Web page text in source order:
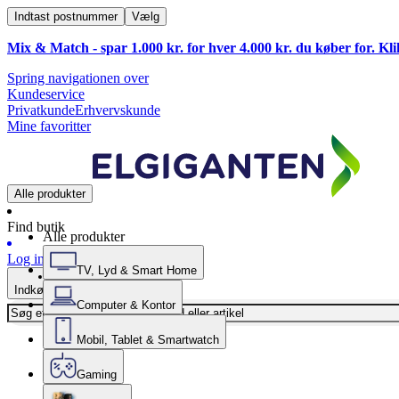
Indtast postnummer Vælg
Mix & Match - spar 1.000 kr. for hver 4.000 kr. du køber for.
Spring navigationen over
Kundeservice
PrivatkundeErhvervskunde
Mine favoritter
Alle produkter
Find butik
Log ind
Indkøbskurv
Alle produkter
TV, Lyd & Smart Home
Computer & Kontor
Mobil, Tablet & Smartwatch
Gaming